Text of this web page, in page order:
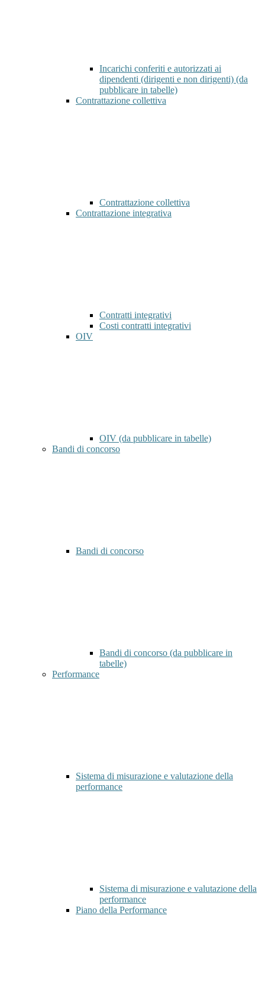
Incarichi conferiti e autorizzati ai
dipendenti (dirigenti e non dirigenti) (da
pubblicare in tabelle)
Contrattazione collettiva
Contrattazione collettiva
Contrattazione integrativa
Contratti integrativi
Costi contratti integrativi
OIV
OIV (da pubblicare in tabelle)
Bandi di concorso
Bandi di concorso
Bandi di concorso (da pubblicare in
tabelle)
Performance
Sistema di misurazione e valutazione della
performance
Sistema di misurazione e valutazione della
performance
Piano della Performance